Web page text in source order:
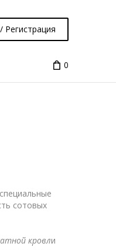
Регистрация
0
сотовых
кровли